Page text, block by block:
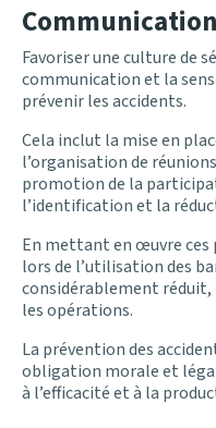
Favoriser une culture de
communication et la
prévenir les accidents.
Cela inclut la mise en
l’organisation de
promotion de la
l’identification et la
En mettant en œuvre ces
lors de l’utilisation des
considérablement
les opérations.
La prévention des
obligation morale et
à l’efficacité et à la